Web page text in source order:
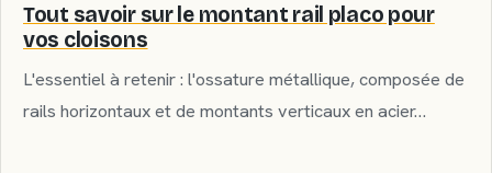
Tout savoir sur le montant rail placo pour
vos cloisons
L'essentiel à retenir : l'ossature métallique, composée de
rails horizontaux et de montants verticaux en acier…